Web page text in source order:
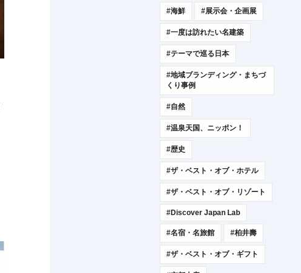
#海鮮 #展示会・企画展
#一度は訪れたい名建築
#テーマで巡る日本
#地域ブランディング・まちづ
くり事例
#自然
#温泉天国、ニッポン！
#歴史
#ザ・ベスト・オブ・ホテル
#ザ・ベスト・オブ・リゾート
#Discover Japan Lab
#名宿・名旅館 #柏井壽
#ザ・ベスト・オブ・ギフト